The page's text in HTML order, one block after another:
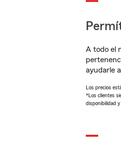
A todo el
ayudarle
Los precios
*Los clientes
disponibilidad